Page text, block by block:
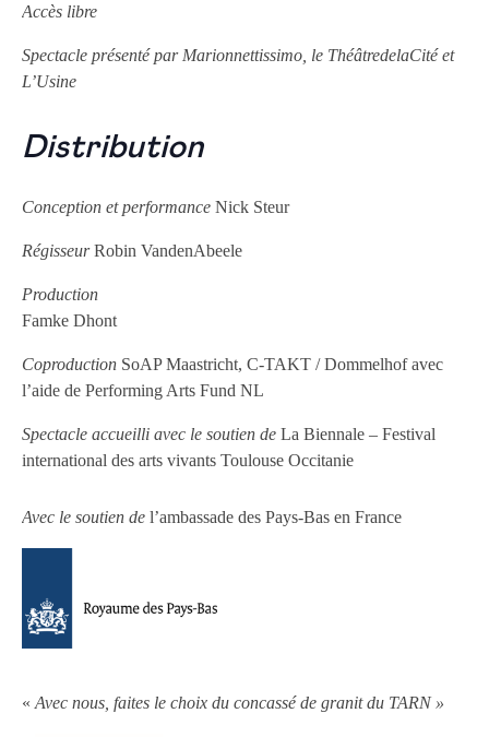
Accès libre
Spectacle présenté par Marionnettissimo, le ThéâtredelaCité et
L’Usine
Distribution
Conception et performanceNick Steur
RégisseurRobin VandenAbeele
Production
Famke Dhont
CoproductionSoAP Maastricht, C-TAKT / Dommelhof avec
l’aide de Performing Arts Fund NL
Spectacle accueilli avec le soutien deLa Biennale – Festival
international des arts vivants Toulouse Occitanie
Avec le soutien del’ambassade des Pays-Bas en France
« Avec nous, faites le choix du concassé de granit du TARN »